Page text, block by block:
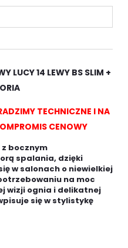
LUCY 14 LEWY BS SLIM +
TECHNICZNE I NA
CENOWY
z bocznym
spalania, dzięki
w salonach o niewielkiej
na moc
wizji ognia i delikatnej
się w stylistykę